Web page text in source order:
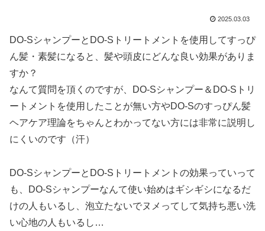
2025.03.03
DO-SシャンプーとDO-Sトリートメントを使用してすっぴ
ん髪・素髪になると、髪や頭皮にどんな良い効果がありま
すか？
なんて質問を頂くのですが、DO-Sシャンプー＆DO-Sトリ
ートメントを使用したことが無い方やDO-Sのすっぴん髪
ヘアケア理論をちゃんとわかってない方には非常に説明し
にくいのです（汗）
DO-SシャンプーとDO-Sトリートメントの効果っていって
も、DO-Sシャンプーなんて使い始めはギシギシになるだ
けの人もいるし、泡立たないでヌメってして気持ち悪い洗
い心地の人もいるし…